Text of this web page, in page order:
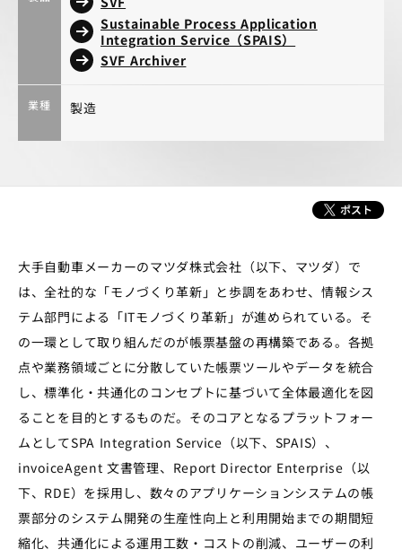
Sustainable Process Application
Integration Service（SPAIS）
SVF Archiver
業種 製造
大手自動車メーカーのマツダ株式会社（以下、マツダ）で
は、全社的な「モノづくり革新」と歩調をあわせ、情報シス
テム部門による「ITモノづくり革新」が進められている。そ
の一環として取り組んだのが帳票基盤の再構築である。各拠
点や業務領域ごとに分散していた帳票ツールやデータを統合
し、標準化・共通化のコンセプトに基づいて全体最適化を図
ることを目的とするものだ。そのコアとなるプラットフォー
ムとしてSPA Integration Service（以下、SPAIS）、
invoiceAgent 文書管理、Report Director Enterprise（以
下、RDE）を採用し、数々のアプリケーションシステムの帳
票部分のシステム開発の生産性向上と利用開始までの期間短
縮化、共通化による運用工数・コストの削減、ユーザーの利